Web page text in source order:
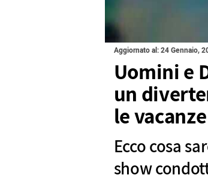
Aggiornato al: 24 Gennaio,
Uomini e
un
le vacanze
Ecco cosa
show